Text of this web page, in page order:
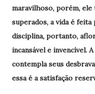
maravilhoso, porém, ele
superados, a vida é
disciplina, portanto,
incansável e invencível.
contempla seus
essa é a satisfação